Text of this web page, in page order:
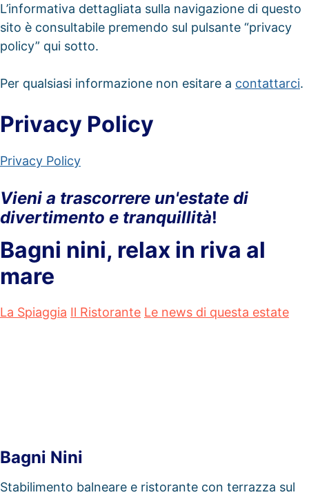
L’informativa dettagliata sulla navigazione di questo
sito è consultabile premendo sul pulsante “privacy
policy” qui sotto.
Per qualsiasi informazione non esitare a contattarci.
Privacy Policy
Privacy Policy
Vieni a trascorrere un'estate di
divertimento e tranquillità!
Bagni nini, relax in riva al
mare
La Spiaggia Il Ristorante Le news di questa estate
Bagni Nini
Stabilimento balneare e ristorante con terrazza sul